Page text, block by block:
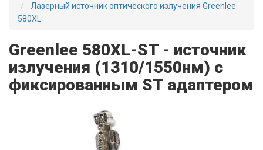
Лазерный источник оптического излучения Greenlee
580XL
Greenlee 580XL-ST - источник
излучения (1310/1550нм) c
фиксированным ST адаптером